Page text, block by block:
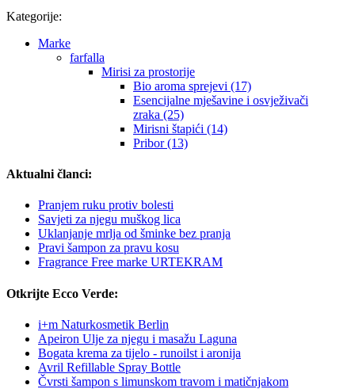
Kategorije:
Marke
farfalla
Mirisi za prostorije
Bio aroma sprejevi (17)
Esencijalne mješavine i osvježivači
zraka (25)
Mirisni štapići (14)
Pribor (13)
Aktualni članci:
Pranjem ruku protiv bolesti
Savjeti za njegu muškog lica
Uklanjanje mrlja od šminke bez pranja
Pravi šampon za pravu kosu
Fragrance Free marke URTEKRAM
Otkrijte Ecco Verde:
i+m Naturkosmetik Berlin
Apeiron Ulje za njegu i masažu Laguna
Bogata krema za tijelo - runoilst i aronija
Avril Refillable Spray Bottle
Čvrsti šampon s limunskom travom i matičnjakom